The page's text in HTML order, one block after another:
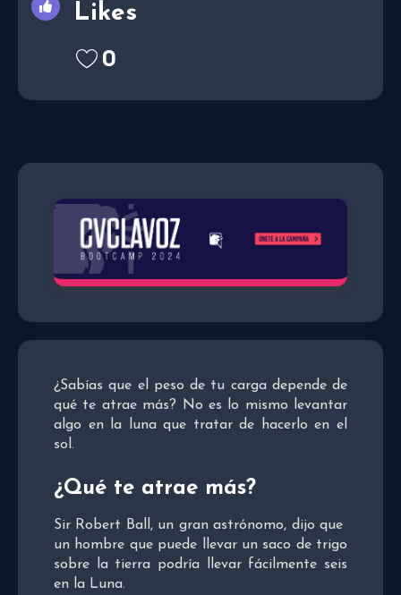
¿Sabías que el peso de tu carga depende de
qué te atrae más? No es lo mismo levantar
algo en la luna que tratar de hacerlo en el
sol.
¿Qué te atrae más?
Sir Robert Ball, un gran astrónomo, dijo que
un hombre que puede llevar un saco de trigo
sobre la tierra podría llevar fácilmente seis
en la Luna.
Likes
0